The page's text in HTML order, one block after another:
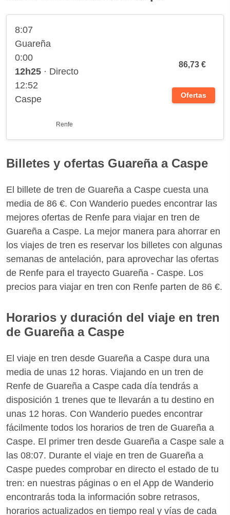
8:07
Guareña
0:00
12h25 · Directo
12:52
Caspe
Renfe
86,73 €
Ofertas
Billetes y ofertas Guareña a Caspe
El billete de tren de Guareña a Caspe cuesta una
media de 86 €. Con Wanderio puedes encontrar las
mejores ofertas de Renfe para viajar en tren de
Guareña a Caspe. La mejor manera para ahorrar en
los viajes de tren es reservar los billetes con algunas
semanas de antelación, para aprovechar las ofertas
de Renfe para el trayecto Guareña - Caspe. Los
precios para viajar en tren con Renfe parten de 86 €.
Horarios y duración del viaje en tren
de Guareña a Caspe
El viaje en tren desde Guareña a Caspe dura una
media de unas 12 horas. Viajando en un tren de
Renfe de Guareña a Caspe cada día tendrás a
disposición 1 trenes que te llevarán a tu destino en
unas 12 horas. Con Wanderio puedes encontrar
fácilmente todos los horarios de tren de Guareña a
Caspe. El primer tren desde Guareña a Caspe sale a
las 08:07. Durante el viaje en tren de Guareña a
Caspe puedes comprobar en directo el estado de tu
tren: en nuestras páginas o en el App de Wanderio
encontrarás toda la información sobre retrasos,
horarios actualizados en tiempo real y vías de cada